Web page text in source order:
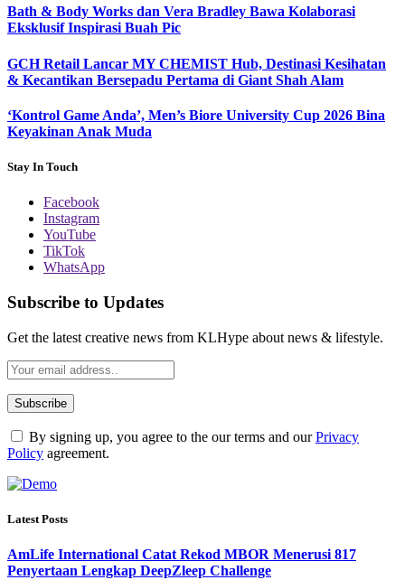
Bath & Body Works dan Vera Bradley Bawa Kolaborasi
Eksklusif Inspirasi Buah Pic
GCH Retail Lancar MY CHEMIST Hub, Destinasi Kesihatan
& Kecantikan Bersepadu Pertama di Giant Shah Alam
‘Kontrol Game Anda’, Men’s Biore University Cup 2026 Bina
Keyakinan Anak Muda
Stay In Touch
Facebook
Instagram
YouTube
TikTok
WhatsApp
Subscribe to Updates
Get the latest creative news from KLHype about news & lifestyle.
By signing up, you agree to the our terms and ourPrivacy
Policy agreement.
Latest Posts
AmLife International Catat Rekod MBOR Menerusi 817
Penyertaan Lengkap DeepZleep Challenge